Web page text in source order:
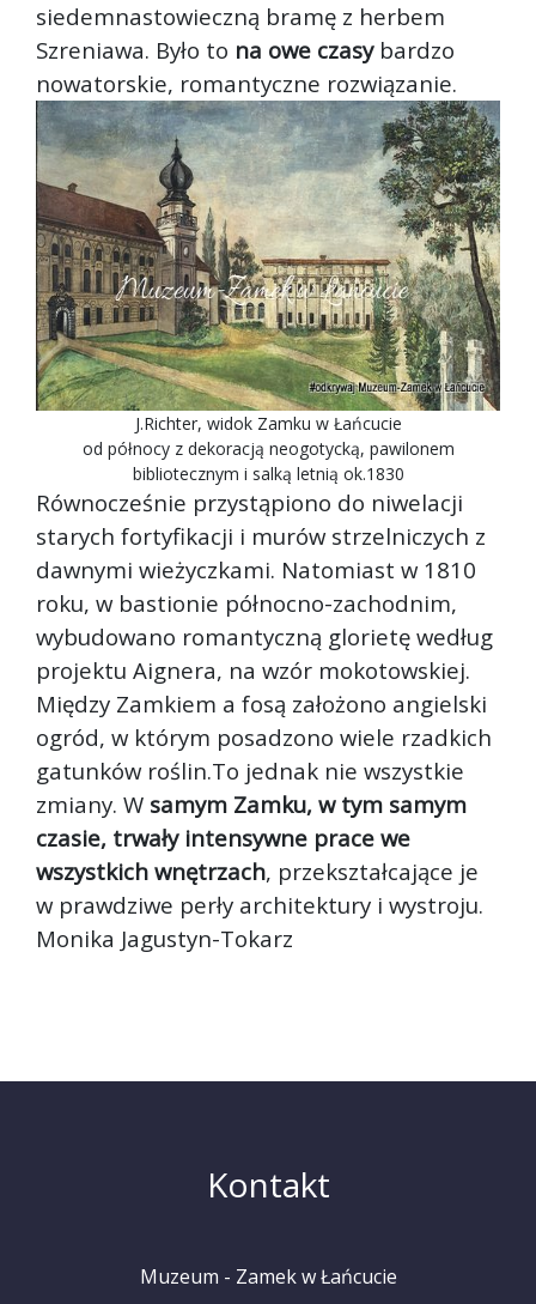
siedemnastowieczną bramę z herbem
Szreniawa. Było to na owe czasybardzo
nowatorskie, romantyczne rozwiązanie.
J.Richter, widok Zamku w Łańcucie
od północy z dekoracją neogotycką, pawilonem
bibliotecznym i salką letnią ok.1830
Równocześnie przystąpiono do niwelacji
starych fortyfikacji i murów strzelniczych z
dawnymi wieżyczkami. Natomiast w 1810
roku, w bastionie północno-zachodnim,
wybudowano romantyczną glorietę według
projektu Aignera, na wzór mokotowskiej.
Między Zamkiem a fosą założono angielski
ogród, w którym posadzono wiele rzadkich
gatunków roślin.To jednak nie wszystkie
zmiany. W samym Zamku, w tym samym
czasie, trwały intensywne prace we
wszystkich wnętrzach, przekształcające je
w prawdziwe perły architektury i wystroju.
Monika Jagustyn-Tokarz
Kontakt
Muzeum - Zamek w Łańcucie